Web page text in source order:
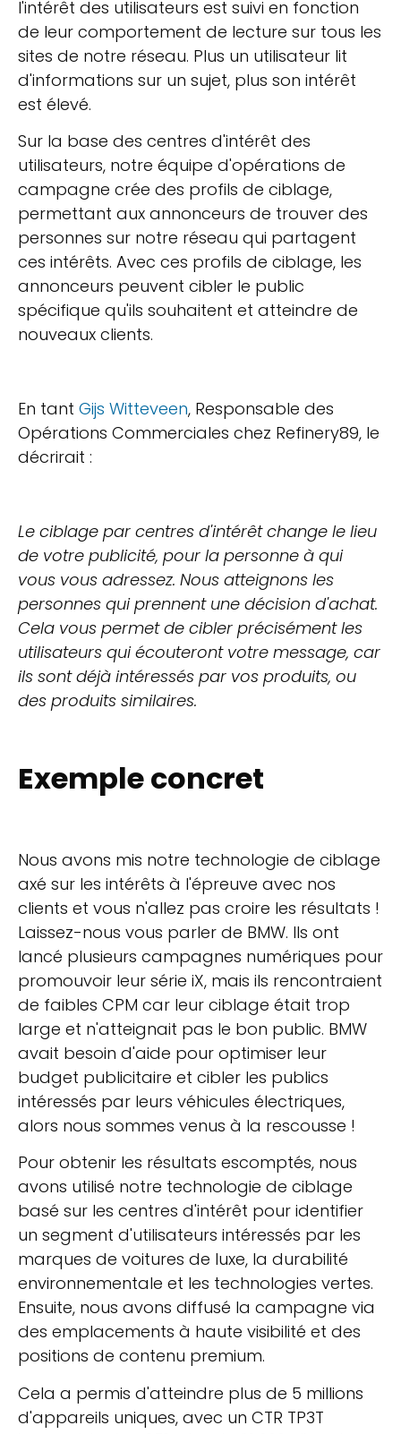
l'intérêt des utilisateurs est suivi en fonction
de leur comportement de lecture sur tous les
sites de notre réseau. Plus un utilisateur lit
d'informations sur un sujet, plus son intérêt
est élevé.
Sur la base des centres d'intérêt des
utilisateurs, notre équipe d'opérations de
campagne crée des profils de ciblage,
permettant aux annonceurs de trouver des
personnes sur notre réseau qui partagent
ces intérêts. Avec ces profils de ciblage, les
annonceurs peuvent cibler le public
spécifique qu'ils souhaitent et atteindre de
nouveaux clients.
En tant Gijs Witteveen, Responsable des
Opérations Commerciales chez Refinery89, le
décrirait :
Le ciblage par centres d'intérêt change le lieu
de votre publicité, pour la personne à qui
vous vous adressez. Nous atteignons les
personnes qui prennent une décision d'achat.
Cela vous permet de cibler précisément les
utilisateurs qui écouteront votre message, car
ils sont déjà intéressés par vos produits, ou
des produits similaires.
Exemple concret
Nous avons mis notre technologie de ciblage
axé sur les intérêts à l'épreuve avec nos
clients et vous n'allez pas croire les résultats !
Laissez-nous vous parler de BMW. Ils ont
lancé plusieurs campagnes numériques pour
promouvoir leur série iX, mais ils rencontraient
de faibles CPM car leur ciblage était trop
large et n'atteignait pas le bon public. BMW
avait besoin d'aide pour optimiser leur
budget publicitaire et cibler les publics
intéressés par leurs véhicules électriques,
alors nous sommes venus à la rescousse !
Pour obtenir les résultats escomptés, nous
avons utilisé notre technologie de ciblage
basé sur les centres d'intérêt pour identifier
un segment d'utilisateurs intéressés par les
marques de voitures de luxe, la durabilité
environnementale et les technologies vertes.
Ensuite, nous avons diffusé la campagne via
des emplacements à haute visibilité et des
positions de contenu premium.
Cela a permis d'atteindre plus de 5 millions
d'appareils uniques, avec un CTR TP3T